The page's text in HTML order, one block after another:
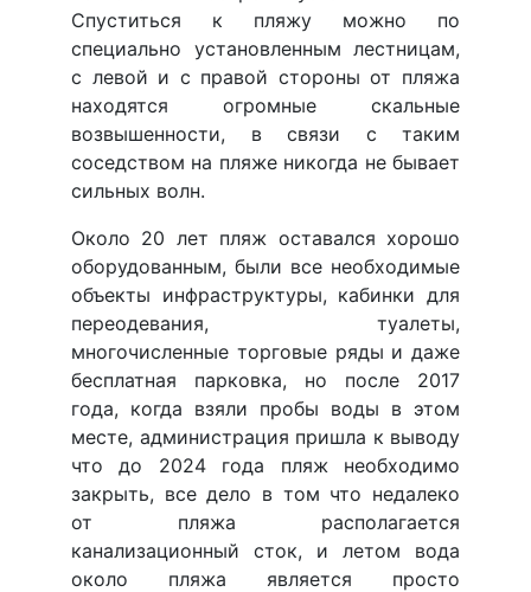
Спуститься к пляжу можно по
специально установленным лестницам,
с левой и с правой стороны от пляжа
находятся огромные скальные
возвышенности, в связи с таким
соседством на пляже никогда не бывает
сильных волн.
Около 20 лет пляж оставался хорошо
оборудованным, были все необходимые
объекты инфраструктуры, кабинки для
переодевания, туалеты,
многочисленные торговые ряды и даже
бесплатная парковка, но после 2017
года, когда взяли пробы воды в этом
месте, администрация пришла к выводу
что до 2024 года пляж необходимо
закрыть, все дело в том что недалеко
от пляжа располагается
канализационный сток, и летом вода
около пляжа является просто